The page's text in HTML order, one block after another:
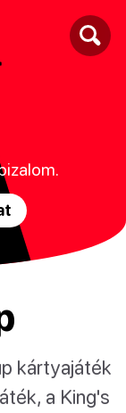
kártyajáték
a King's